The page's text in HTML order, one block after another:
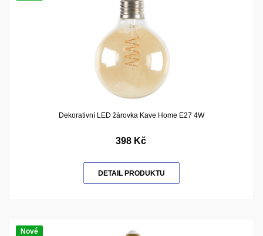
Dekorativní LED žárovka Kave Home E27 4W
398 Kč
DETAIL PRODUKTU
Nové